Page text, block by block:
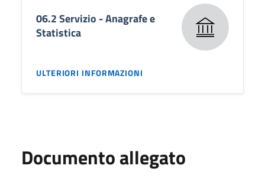
06.2 Servizio - Anagrafe e
Statistica
ULTERIORI INFORMAZIONI
Documento allegato